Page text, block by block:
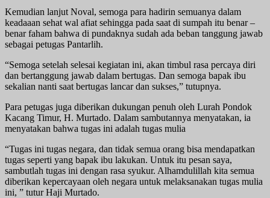
Kemudian lanjut Noval, semoga para hadirin semuanya dalam
keadaaan sehat wal afiat sehingga pada saat di sumpah itu benar –
benar faham bahwa di pundaknya sudah ada beban tanggung jawab
sebagai petugas Pantarlih.
“Semoga setelah selesai kegiatan ini, akan timbul rasa percaya diri
dan bertanggung jawab dalam bertugas. Dan semoga bapak ibu
sekalian nanti saat bertugas lancar dan sukses,” tutupnya.
Para petugas juga diberikan dukungan penuh oleh Lurah Pondok
Kacang Timur, H. Murtado. Dalam sambutannya menyatakan, ia
menyatakan bahwa tugas ini adalah tugas mulia
“Tugas ini tugas negara, dan tidak semua orang bisa mendapatkan
tugas seperti yang bapak ibu lakukan. Untuk itu pesan saya,
sambutlah tugas ini dengan rasa syukur. Alhamdulillah kita semua
diberikan kepercayaan oleh negara untuk melaksanakan tugas mulia
ini, ” tutur Haji Murtado.